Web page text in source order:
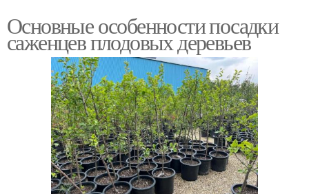
Основные особенности посадки
саженцев плодовых деревьев